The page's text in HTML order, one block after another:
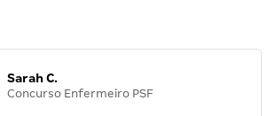
Sarah C.
Concurso Enfermeiro PSF